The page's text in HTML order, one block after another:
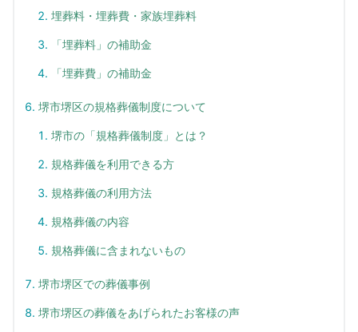
埋葬料・埋葬費・家族埋葬料
「埋葬料」の補助金
「埋葬費」の補助金
堺市堺区の規格葬儀制度について
堺市の「規格葬儀制度」とは？
規格葬儀を利用できる方
規格葬儀の利用方法
規格葬儀の内容
規格葬儀に含まれないもの
堺市堺区での葬儀事例
堺市堺区の葬儀をあげられたお客様の声